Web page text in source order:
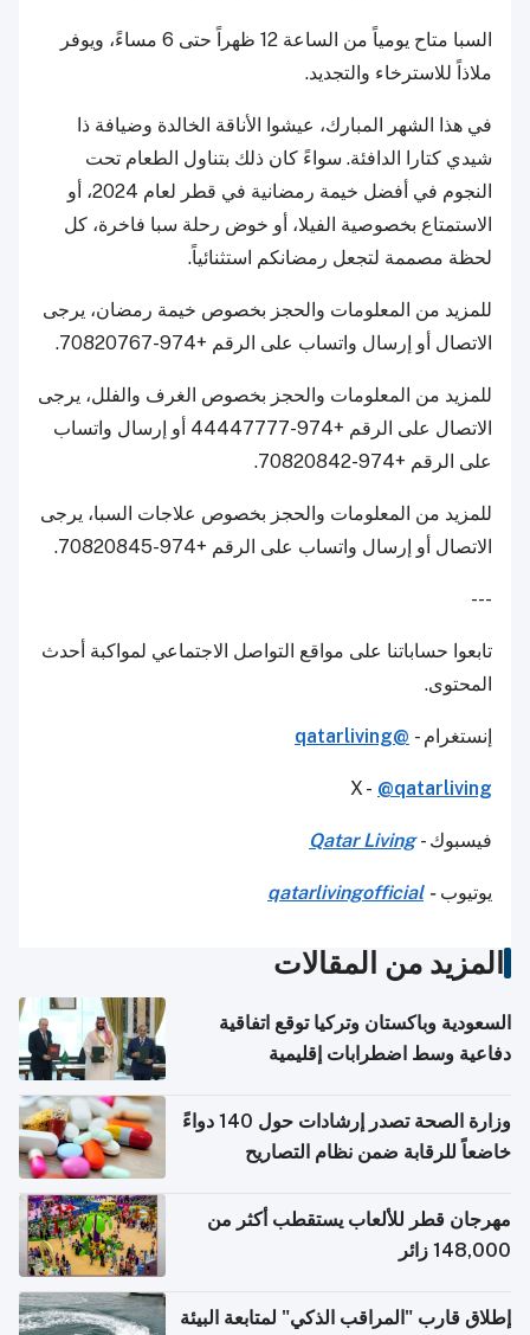
السبا متاح يومياً من الساعة 12 ظهراً حتى 6 مساءً، ويوفر
ملاذاً للاسترخاء والتجديد.
في هذا الشهر المبارك، عيشوا الأناقة الخالدة وضيافة ذا
شيدي كتارا الدافئة. سواءً كان ذلك بتناول الطعام تحت
النجوم في أفضل خيمة رمضانية في قطر لعام 2024، أو
الاستمتاع بخصوصية الفيلا، أو خوض رحلة سبا فاخرة، كل
لحظة مصممة لتجعل رمضانكم استثنائياً.
للمزيد من المعلومات والحجز بخصوص خيمة رمضان، يرجى
الاتصال أو إرسال واتساب على الرقم +974-70820767.
للمزيد من المعلومات والحجز بخصوص الغرف والفلل، يرجى
الاتصال على الرقم +974-44447777 أو إرسال واتساب
على الرقم +974-70820842.
للمزيد من المعلومات والحجز بخصوص علاجات السبا، يرجى
الاتصال أو إرسال واتساب على الرقم +974-70820845.
---
تابعوا حساباتنا على مواقع التواصل الاجتماعي لمواكبة أحدث
المحتوى.
إنستغرام - @qatarliving
X - @qatarliving
فيسبوك -Qatar Living
يوتيوب-
qatarlivingofficial
المزيد من المقالات
السعودية وباكستان وتركيا توقع اتفاقية
دفاعية وسط اضطرابات إقليمية
وزارة الصحة تصدر إرشادات حول 140 دواءً
خاضعاً للرقابة ضمن نظام التصاريح
مهرجان قطر للألعاب يستقطب أكثر من
148,000 زائر
إطلاق قارب "المراقب الذكي" لمتابعة البيئة